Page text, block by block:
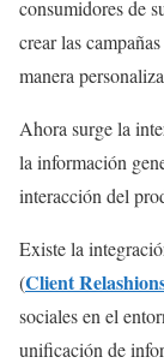
consumidores de
crear las
manera
Ahora surge la
la información
interacción del
Existe la
(Client
sociales en el
unificación de